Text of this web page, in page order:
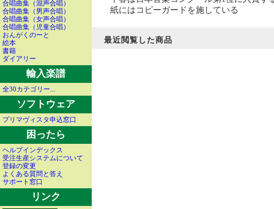
合唱曲集（混声合唱）
合唱曲集（男声合唱）
合唱曲集（女声合唱）
合唱曲集（児童合唱）
おんがくのーと
絵本
書籍
ダイアリー
輸入楽譜
全30カテゴリー...
ソフトウェア
プリマヴィスタ申込窓口
困ったら
ヘルプインデックス
受注生産システムについて
登録の変更
よくある質問と答え
サポート窓口
リンク
紙にはコピーガードを施している
最近閲覧した商品